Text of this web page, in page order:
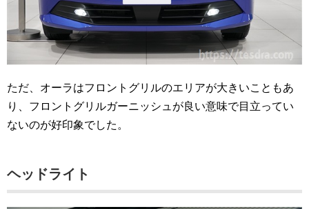
ただ、オーラはフロントグリルのエリアが大きいこともあ
り、フロントグリルガーニッシュが良い意味で目立ってい
ないのが好印象でした。
ヘッドライト